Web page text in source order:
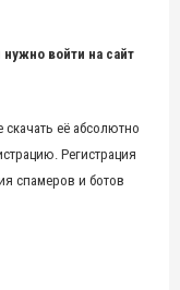
войти на сайт
её абсолютно
Регистрация
спамеров и ботов